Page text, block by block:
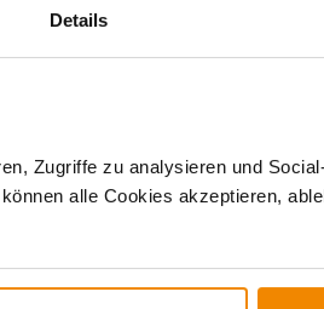
Details
Zugriffe zu analysieren und
alle Cookies akzeptieren,
Jahren mit den Themen
Haben Sie Fragen zu unseren